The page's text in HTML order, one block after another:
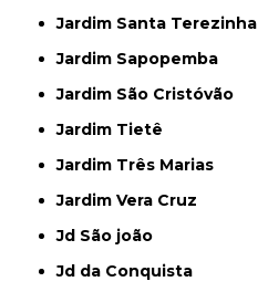
Jardim Santa Terezinha
Jardim Sapopemba
Jardim São Cristóvão
Jardim Tietê
Jardim Três Marias
Jardim Vera Cruz
Jd São joão
Jd da Conquista